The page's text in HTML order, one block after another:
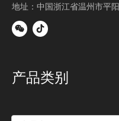
地址：中国浙江省温州市平
产品类别